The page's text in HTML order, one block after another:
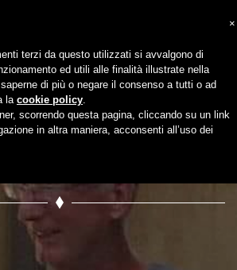
2024-
20-14-12
×
terzi da questo utilizzati si avvalgono di
ed utili alle finalità illustrate nella
di più o negare il consenso a tutti o ad
la cookie policy
scorrendo questa pagina, cliccando su un link
in altra maniera, acconsenti all’uso dei